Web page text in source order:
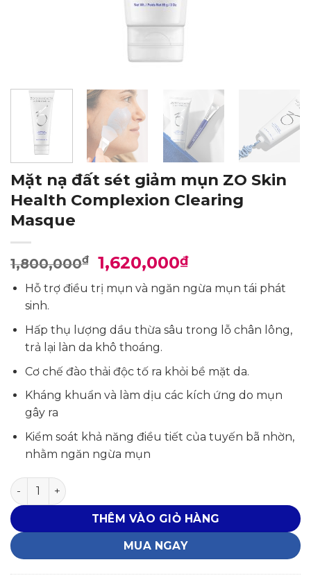
Mặt nạ đất sét giảm mụn ZO Skin
Health Complexion Clearing
Masque
1,800,000₫
Giá
gốc
là:
1,620,000₫Giá
hiện
tại
1,620,000₫.
Hỗ trợ điều trị mụn và ngăn ngừa mụn tái phát
sinh.
Hấp thụ lượng dầu thừa sâu trong lỗ chân lông,
trả lại làn da khô thoáng.
Cơ chế đào thải độc tố ra khỏi bề mặt da.
Kháng khuẩn và làm dịu các kích ứng do mụn
gây ra
Kiểm soát khả năng điều tiết của tuyến bã nhờn,
nhằm ngăn ngừa mụn
Mặt nạ đất sét giảm mụn ZO Skin Health Complexion
THÊM VÀO GIỎ HÀNG
MUA NGAY